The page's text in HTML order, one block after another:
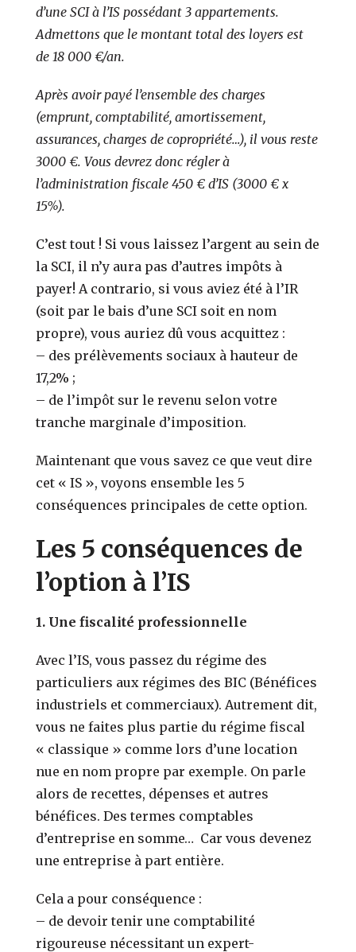
d’une SCI à l’IS possédant 3 appartements.
Admettons que le montant total des loyers est
de 18 000 €/an.
Après avoir payé l’ensemble des charges
(emprunt, comptabilité, amortissement,
assurances, charges de copropriété…), il vous reste
3000 €.Vous devrez donc régler à
l’administration fiscale 450 € d’IS (3000 € x
15%).
C’est tout ! Si vous laissez l’argent au sein de
la SCI, il n’y aura pas d’autres impôts à
payer! A contrario, si vous aviez été à l’IR
(soit par le bais d’une SCI soit en nom
propre), vous auriez dû vous acquittez :
– des prélèvements sociaux à hauteur de
17,2% ;
– de l’impôt sur le revenu selon votre
tranche marginale d’imposition.
Maintenant que vous savez ce que veut dire
cet « IS », voyons ensemble les 5
conséquences principales de cette option.
Les 5 conséquences de
l’option à l’IS
1. Une fiscalité professionnelle
Avec l’IS, vous passez du régime des
particuliers aux régimes des BIC (Bénéfices
industriels et commerciaux). Autrement dit,
vous ne faites plus partie du régime fiscal
« classique » comme lors d’une location
nue en nom propre par exemple. On parle
alors de recettes, dépenses et autres
bénéfices. Des termes comptables
d’entreprise en somme… Car vous devenez
une entreprise à part entière.
Cela a pour conséquence :
– de devoir tenir une comptabilité
rigoureuse nécessitant un expert-